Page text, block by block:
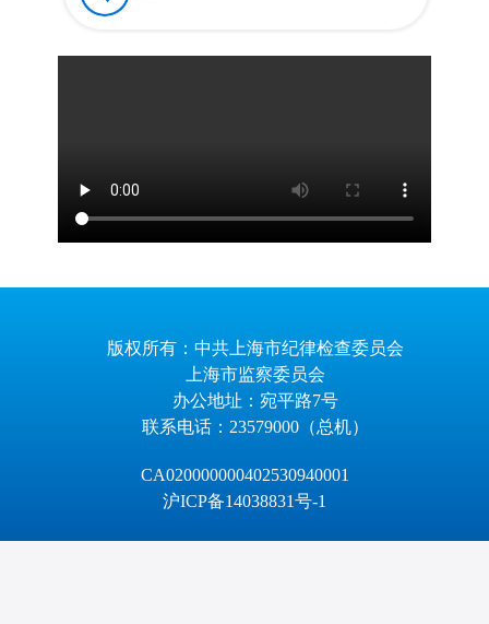
版权所有：中共上海市纪律检查委员会
上海市监察委员会
办公地址：宛平路7号
联系电话：23579000（总机）
CA020000000402530940001
沪ICP备14038831号-1